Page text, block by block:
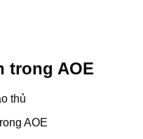
trong AOE
AOE